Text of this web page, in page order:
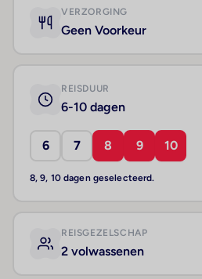
VERZORGING
Geen Voorkeur
REISDUUR
6-10 dagen
6 7 8 9 10
8, 9, 10 dagen geselecteerd.
REISGEZELSCHAP
2 volwassenen